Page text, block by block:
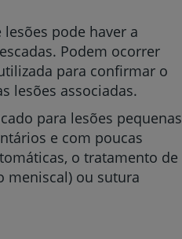
pode haver a
Podem ocorrer
para confirmar o
lesões associadas.
para lesões pequenas
e com poucas
o tratamento de
meniscal) ou sutura